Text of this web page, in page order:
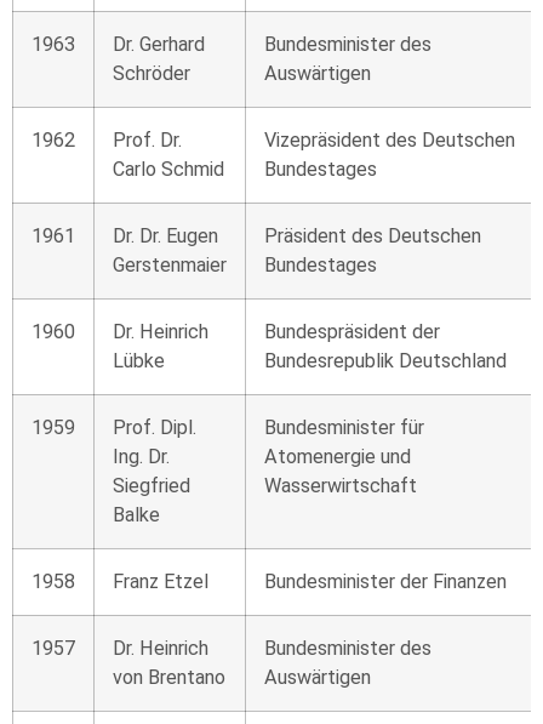
1963
Dr. Gerhard
Schröder
Bundesminister des
Auswärtigen
1962
Prof. Dr.
Carlo Schmid
Vizepräsident des Deutschen
Bundestages
1961
Dr. Dr. Eugen
Gerstenmaier
Präsident des Deutschen
Bundestages
1960
Dr. Heinrich
Lübke
Bundespräsident der
Bundesrepublik Deutschland
1959
Prof. Dipl.
Ing. Dr.
Siegfried
Balke
Bundesminister für
Atomenergie und
Wasserwirtschaft
1958 Franz Etzel Bundesminister der Finanzen
1957
Dr. Heinrich
von Brentano
Bundesminister des
Auswärtigen